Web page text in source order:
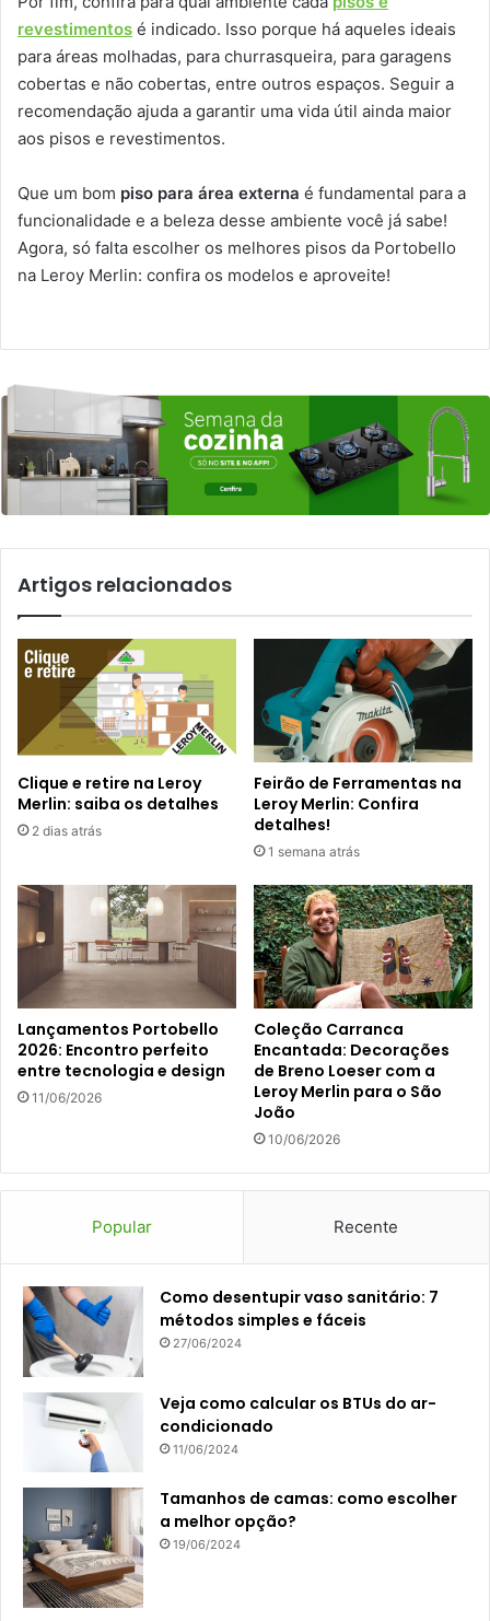
revestimentos é indicado. Isso porque há aqueles ideais
para áreas molhadas, para churrasqueira, para garagens
cobertas e não cobertas, entre outros espaços. Seguir a
recomendação ajuda a garantir uma vida útil ainda maior
aos pisos e revestimentos.
Que um bom piso para área externa é fundamental para a
funcionalidade e a beleza desse ambiente você já sabe!
Agora, só falta escolher os melhores pisos da Portobello
na Leroy Merlin: confira os modelos e aproveite!
Artigos relacionados
Clique e retire na Leroy
Merlin: saiba os detalhes
2 dias atrás
Feirão de Ferramentas na
Leroy Merlin: Confira
detalhes!
1 semana atrás
Lançamentos Portobello
2026: Encontro perfeito
entre tecnologia e design
11/06/2026
Coleção Carranca
Encantada: Decorações
de Breno Loeser com a
Leroy Merlin para o São
João
10/06/2026
Popular Recente
Como desentupir vaso sanitário: 7
métodos simples e fáceis
27/06/2024
Veja como calcular os BTUs do ar-
condicionado
11/06/2024
Tamanhos de camas: como escolher
a melhor opção?
19/06/2024